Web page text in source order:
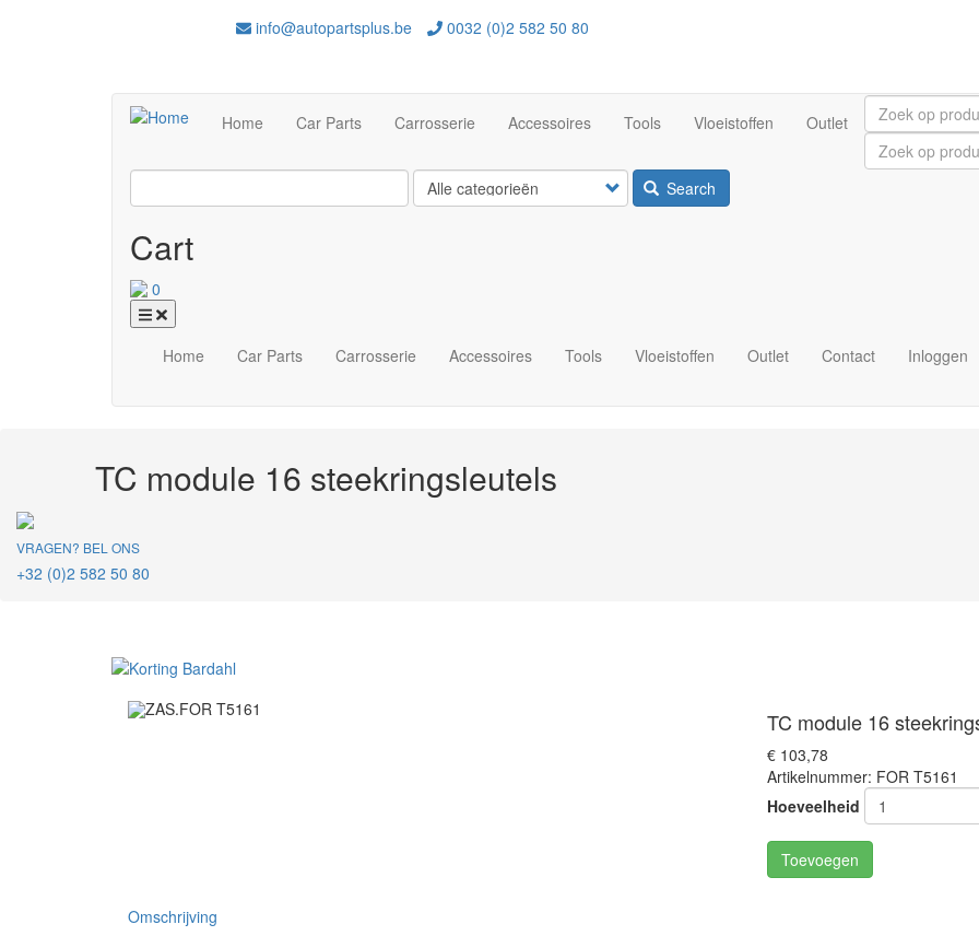
info@autopartsplus.be
0032 (0)2 582 50 80
Main Home Car Parts Carrosserie Accessoires Tools Vloeistoffen Outlet
Search
Cart
0
Home Car Parts Carrosserie Accessoires Tools Vloeistoffen Outlet Contact Inloggen
TC module 16 steekringsleutels
VRAGEN? BEL ONS
+32 (0)2 582 50 80
TC module 16
€ 103,78
Artikelnummer: FOR T5161
Hoeveelheid
Toevoegen
Omschrijving